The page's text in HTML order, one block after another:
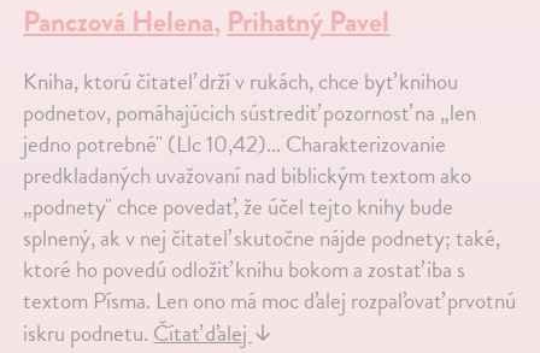
Panczová Helena,Prihatný Pavel
Kniha, ktorú čitateľ drží v rukách, chce byť knihou
podnetov, pomáhajúcich sústrediť pozornosť na „len
jedno potrebné" (Llc 10,42)... Charakterizovanie
predkladaných uvažovaní nad biblickým textom ako
„podnety" chce povedať, že účel tejto knihy bude
splnený, ak v nej čitateľ skutočne nájde podnety; také,
ktoré ho povedú odložiť knihu bokom a zostať iba s
textom Písma. Len ono má moc ďalej rozpaľovať prvotnú
iskru podnetu.Čítať ďalej↓